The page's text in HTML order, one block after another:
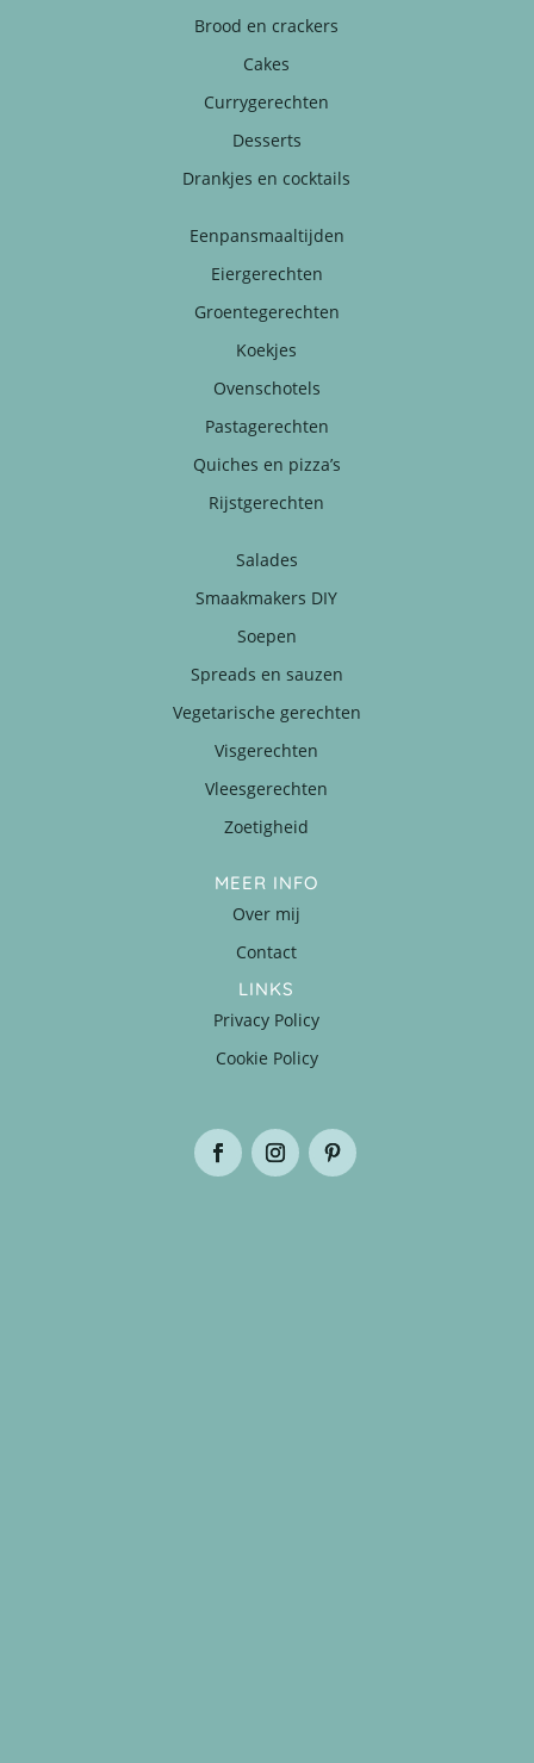
Brood en crackers
Cakes
Currygerechten
Desserts
Drankjes en cocktails
Eenpansmaaltijden
Eiergerechten
Groentegerechten
Koekjes
Ovenschotels
Pastagerechten
Quiches en pizza’s
Rijstgerechten
Salades
Smaakmakers DIY
Soepen
Spreads en sauzen
Vegetarische gerechten
Visgerechten
Vleesgerechten
Zoetigheid
MEER INFO
Over mij
Contact
LINKS
Privacy Policy
Cookie Policy